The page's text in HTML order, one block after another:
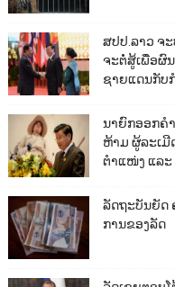
ສປປ.ລາວ ຈ
ຈະຕໍ່ສູ້ເພື່ອຜົ
ຊາຍແດນກັບ
ນາຍົກອອກຄ
ຫ້າມ ຜູ້ລະເ
ຕຳແໜ່ງ ແລະ
ລັດຖະບັນຍັດ
ການຂອງລັດ